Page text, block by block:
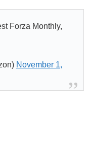
Forza Monthly,
November 1,